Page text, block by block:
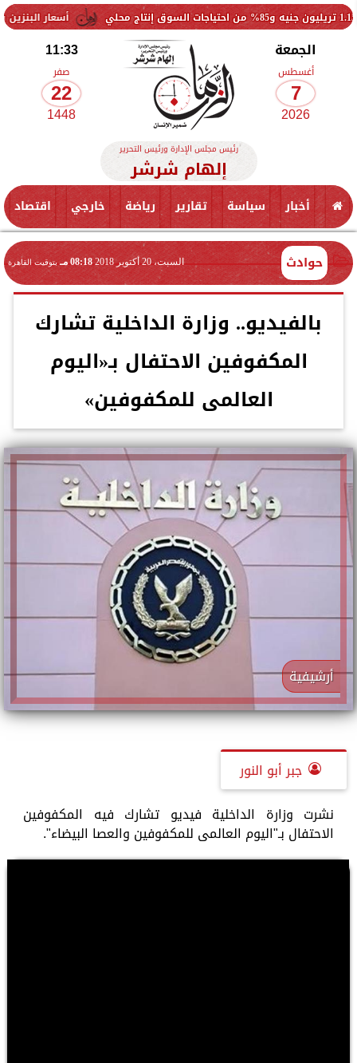
أسعار البنزين والسولار
الجمعة
أغسطس
7
2026
11:33
صفر
22
1448
رئيس مجلس الإدارة ورئيس التحرير
إلهام شرشر
أخبار سياسة تقارير رياضة خارجي اقتصاد
حوادث السبت، 20 أكتوبر 2018 08:18 مـ بتوقيت القاهرة
بالفيديو.. وزارة الداخلية تشارك
المكفوفين الاحتفال بـ«اليوم
العالمى للمكفوفين»
أرشيفية
جبر أبو النور
نشرت وزارة الداخلية فيديو تشارك فيه المكفوفين
الاحتفال بـ"اليوم العالمى للمكفوفين والعصا البيضاء".